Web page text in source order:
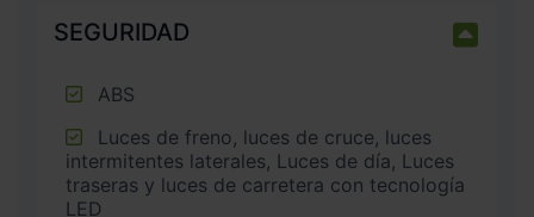
SEGURIDAD
ABS
intermitentes laterales, Luces de día, Luces
traseras y luces de carretera con tecnología
LED